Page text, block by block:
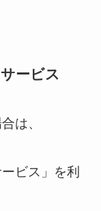
ービス
は、
ビス」を利